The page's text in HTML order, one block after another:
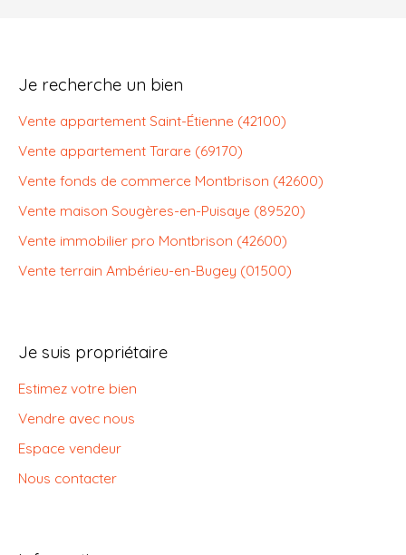
Je recherche un bien
Vente appartement Saint-Étienne (42100)
Vente appartement Tarare (69170)
Vente fonds de commerce Montbrison (42600)
Vente maison Sougères-en-Puisaye (89520)
Vente immobilier pro Montbrison (42600)
Vente terrain Ambérieu-en-Bugey (01500)
Je suis propriétaire
Estimez votre bien
Vendre avec nous
Espace vendeur
Nous contacter